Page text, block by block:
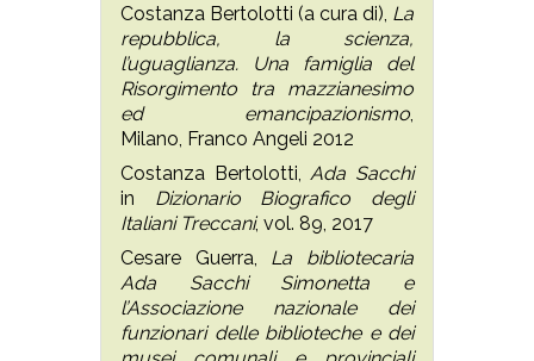
Costanza Bertolotti (a cura di), La
repubblica, la scienza,
l’uguaglianza. Una famiglia del
Risorgimento tra mazzianesimo
ed emancipazionismo
Milano, Franco Angeli 2012
Costanza Bertolotti, Ada Sacchi
in Dizionario Biografico degli
Italiani Treccani, vol. 89, 2017
Cesare Guerra,
La bibliotecaria
Ada Sacchi Simonetta e
l’Associazione nazionale dei
funzionari delle biblioteche e dei